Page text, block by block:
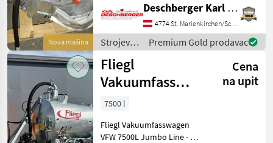
Nova mašina
12/3500 mm / 15 mm vod /
SW: 27 / za stezaljku 20 mm,
hidraulično c
Deschberger Karl Landtechnik GesmbH & Co KG
4774 St. Marienkirchen/Schärding
Strojevi
za
đubrenje,
gnojenje i
navodnjavanje
/ Fliegl
Premium Gold prodavac
Fliegl
Vakuumfass
7500l Jumbo
Line Güllefass
Cena
na upit
7500 l
Fliegl Vakuumfasswagen
VFW 7500L Jumbo Line - 1-